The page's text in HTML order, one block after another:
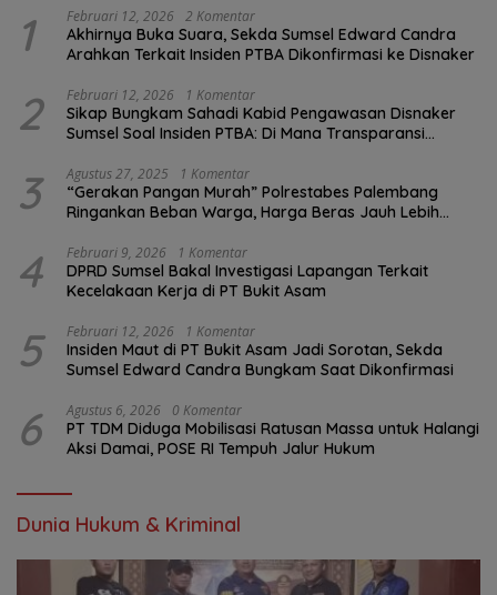
1 Februari 12, 2026 2 Komentar
Akhirnya Buka Suara, Sekda Sumsel Edward Candra
Arahkan Terkait Insiden PTBA Dikonfirmasi ke Disnaker
2 Februari 12, 2026 1 Komentar
Sikap Bungkam Sahadi Kabid Pengawasan Disnaker
Sumsel Soal Insiden PTBA: Di Mana Transparansi
3 Agustus 27, 2025 1 Komentar
“Gerakan Pangan Murah” Polrestabes Palembang
Ringankan Beban Warga, Harga Beras Jauh Lebih
4 Februari 9, 2026 1 Komentar
DPRD Sumsel Bakal Investigasi Lapangan Terkait
Kecelakaan Kerja di PT Bukit Asam
5 Februari 12, 2026 1 Komentar
Insiden Maut di PT Bukit Asam Jadi Sorotan, Sekda
Sumsel Edward Candra Bungkam Saat Dikonfirmasi
6 Agustus 6, 2026 0 Komentar
PT TDM Diduga Mobilisasi Ratusan Massa untuk Halangi
Aksi Damai, POSE RI Tempuh Jalur Hukum
Dunia Hukum & Kriminal